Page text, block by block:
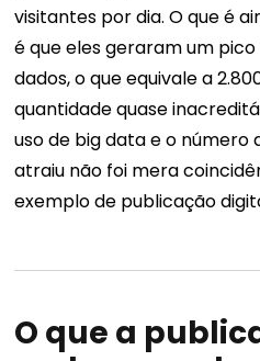
visitantes por dia. O que é
é que eles geraram um
dados, o que equivale a
quantidade quase
uso de big data e o número
atraiu não foi mera
exemplo de publicação
O que a